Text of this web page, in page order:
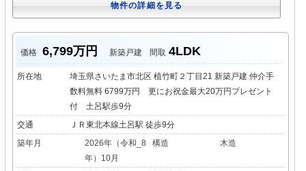
物件の詳細を見る
価格 6,799万円 新築戸建 間取 4LDK
所在地
埼玉県さいたま市北区 植竹町２丁目21 新築戸建 仲介手
数料無料 6799万円 更にお祝金最大20万円プレゼント
付 土呂駅歩9分
交通
ＪＲ東北本線土呂駅 徒歩9分
築年月
2026年（令和_8
年）10月
構造 木造